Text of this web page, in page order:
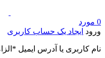
0 مورد
ورود ایجاد یک حساب کاربری
نام کاربری یا آدرس ایمیل *